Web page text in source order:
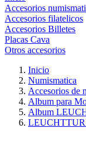
Accesorios
Accesorios filatelicos
Accesorios Billetes
Placas Cava
Otros accesorios
Inicio
Numismatica
Accesorios de
Album para
Album